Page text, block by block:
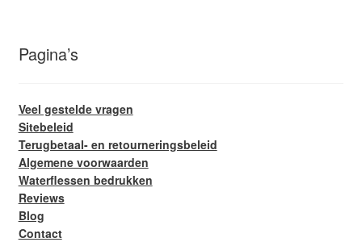
Pagina’s
Veel gestelde vragen
Sitebeleid
Terugbetaal- en retourneringsbeleid
Algemene voorwaarden
Waterflessen bedrukken
Reviews
Blog
Contact